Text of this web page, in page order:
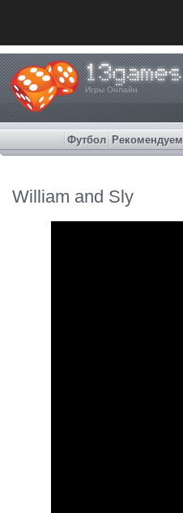
Игры Онлайн
Футбол Рекомендуем
William and Sly